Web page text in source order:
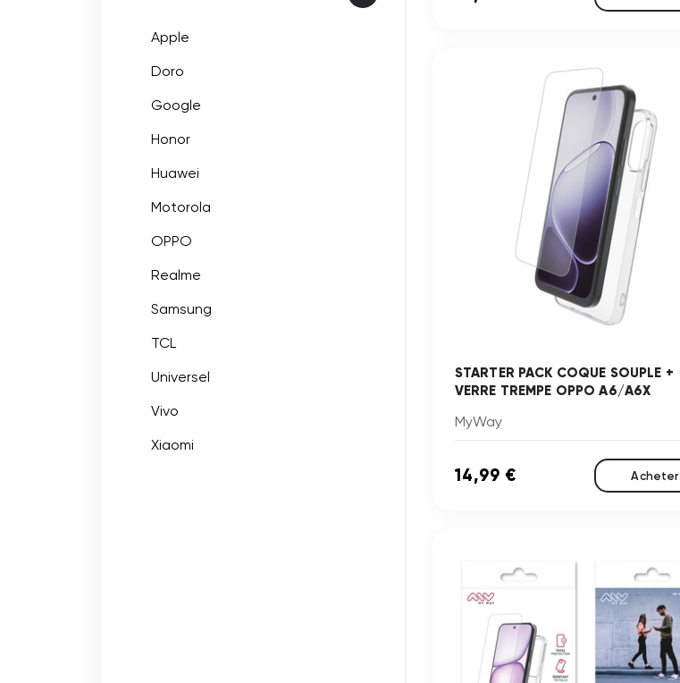
Apple
Doro
Google
Honor
Huawei
Motorola
OPPO
Realme
Samsung
TCL
Universel
Vivo
Xiaomi
STARTER PACK COQUE SOUPLE +
VERRE TREMPE OPPO A6/A6X
MyWay
14,99 € Acheter